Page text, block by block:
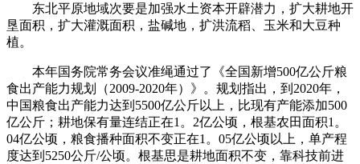
东北平原地域次要是加强水土资本开辟潜力，扩大耕地开
垦面积，扩大灌溉面积，盐碱地，扩洪流稻、玉米和大豆种
植。
本年国务院常务会议准绳通过了《全国新增500亿公斤粮
食出产能力规划（2009-2020年）》。规划指出，到2020年，
中国粮食出产能力达到5500亿公斤以上，比现有产能添加500
亿公斤；耕地保有量连结正在1。2亿公顷，根基农田面积1。
04亿公顷，粮食播种面积不变正在1。05亿公顷以上，单产程
度达到5250公斤/公顷。根基思是耕地面积不变，靠科技前进